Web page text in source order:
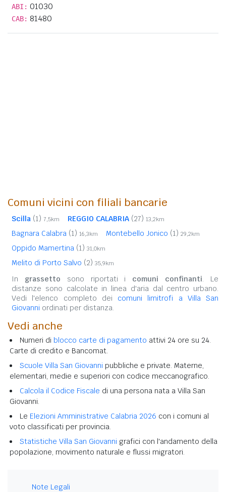
ABI: 01030
CAB: 81480
Comuni vicini con filiali bancarie
Scilla (1) 7,5km REGGIO CALABRIA (27) 13,2km
Bagnara Calabra (1) 16,3km Montebello Jonico (1) 29,2km
Oppido Mamertina (1) 31,0km
Melito di Porto Salvo (2) 35,9km
In grassetto sono riportati i comuni confinanti. Le
distanze sono calcolate in linea d'aria dal centro urbano.
Vedi l'elenco completo dei comuni limitrofi a Villa San
Giovanni ordinati per distanza.
Vedi anche
Numeri di blocco carte di pagamento attivi 24 ore su 24.
Carte di credito e Bancomat.
Scuole Villa San Giovanni pubbliche e private. Materne,
elementari, medie e superiori con codice meccanografico.
Calcola il Codice Fiscale di una persona nata a Villa San
Giovanni.
Le Elezioni Amministrative Calabria 2026 con i comuni al
voto classificati per provincia.
Statistiche Villa San Giovanni grafici con l'andamento della
popolazione, movimento naturale e flussi migratori.
Note Legali